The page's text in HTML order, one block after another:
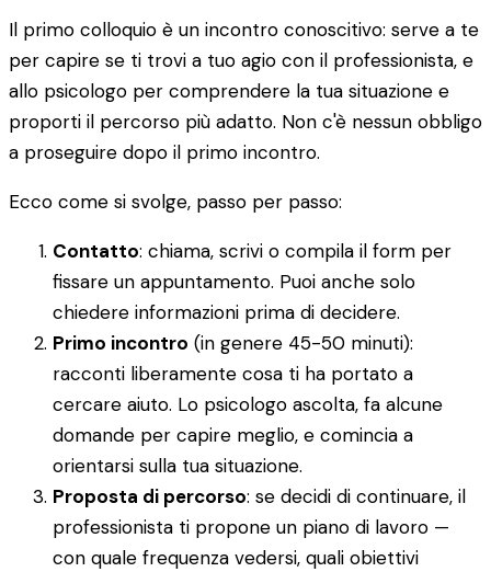
Il primo colloquio è un incontro conoscitivo: serve a te
per capire se ti trovi a tuo agio con il professionista, e
allo psicologo per comprendere la tua situazione e
proporti il percorso più adatto. Non c'è nessun obbligo
a proseguire dopo il primo incontro.
Ecco come si svolge, passo per passo:
Contatto: chiama, scrivi o compila il form per
fissare un appuntamento. Puoi anche solo
chiedere informazioni prima di decidere.
Primo incontro (in genere 45-50 minuti):
racconti liberamente cosa ti ha portato a
cercare aiuto. Lo psicologo ascolta, fa alcune
domande per capire meglio, e comincia a
orientarsi sulla tua situazione.
Proposta di percorso: se decidi di continuare, il
professionista ti propone un piano di lavoro —
con quale frequenza vedersi, quali obiettivi